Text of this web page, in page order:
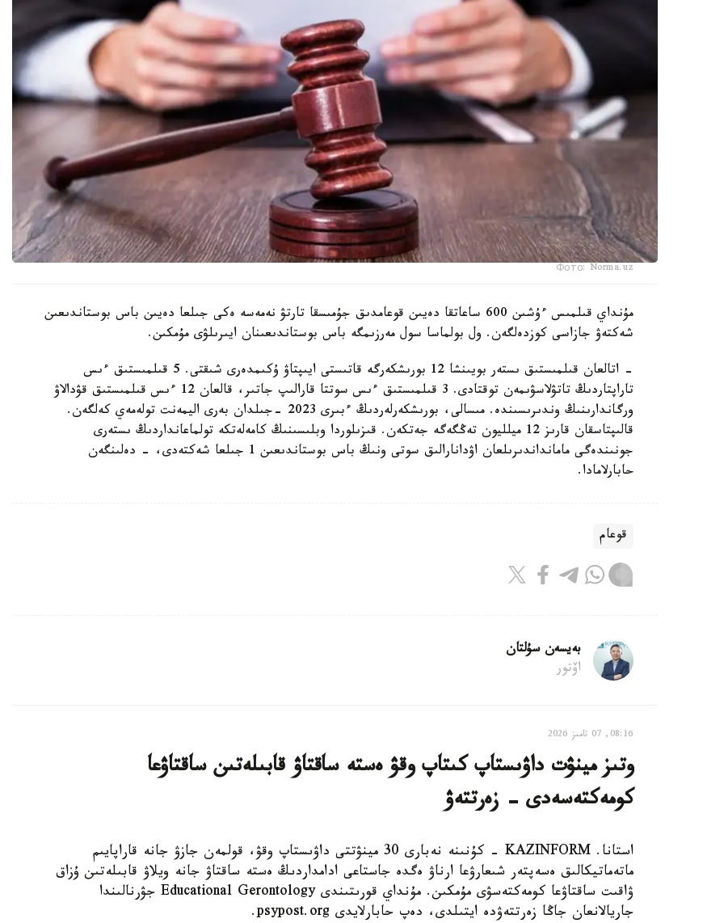
Фото: Norma.uz
مۇنداي قىلمىس ءۇشىن 600 ساعاتقا دەيىن قوعامدىق جۇمىسقا تارتۋ نەمەسە ەكى جىلعا دەيىن باس بوستاندىعىن
شەكتەۋ جازاسى كوزدەلگەن. ول بولماسا سول مەرزىمگە باس بوستاندىعىنان ايىرىلۋى مۇمكىن.
- اتالعان قىلمىستىق ىستەر بويىنشا 12 بورىشكەرگە قاتىستى ايىپتاۋ ۇكىمدەرى شىقتى. 5 قىلمىستىق ءىس
تاراپتاردىڭ تاتۋلاسۋىمەن توقتادى. 3 قىلمىستىق ءىس سوتتا قارالىپ جاتىر، قالعان 12 ءىس قىلمىستىق قۋدالاۋ
ورگاندارىنىڭ وندىرىسىندە. مىسالى، بورىشكەرلەردىڭ ءبىرى 2023 -جىلدان بەرى اليمەنت تولەمەي كەلگەن.
قالىپتاسقان قارىز 12 ميلليون تەڭگەگە جەتكەن. قىزىلوردا وبلىسىنىڭ كامەلەتكە تولماعانداردىڭ ىستەرى
جونىندەگى مامانداندىرىلعان اۋدانارالىق سوتى ونىڭ باس بوستاندىعىن 1 جىلعا شەكتەدى، - دەلىنگەن
حابارلامادا.
قوعام
بەيسەن سۇلتان
اۆتور
08:16, 07 تامىز 2026
وتىز مينۋت داۋىستاپ كىتاپ وقۋ ەستە ساقتاۋ قابىلەتىن ساقتاۋعا
كومەكتەسەدى - زەرتتەۋ
استانا. KAZINFORM - كۇنىنە نەبارى 30 مينۋتتى داۋىستاپ وقۋ، قولمەن جازۋ جانە قاراپايىم
ماتەماتيكالىق ەسەپتەر شىعارۋعا ارناۋ ەگدە جاستاعى ادامداردىڭ ەستە ساقتاۋ جانە ويلاۋ قابىلەتىن ۇزاق
ۋاقىت ساقتاۋعا كومەكتەسۋى مۇمكىن. مۇنداي قورىتىندى Educational Gerontology جۋرنالىندا
جاريالانعان جاڭا زەرتتەۋدە ايتىلدى، دەپ حابارلايدى psypost.org.